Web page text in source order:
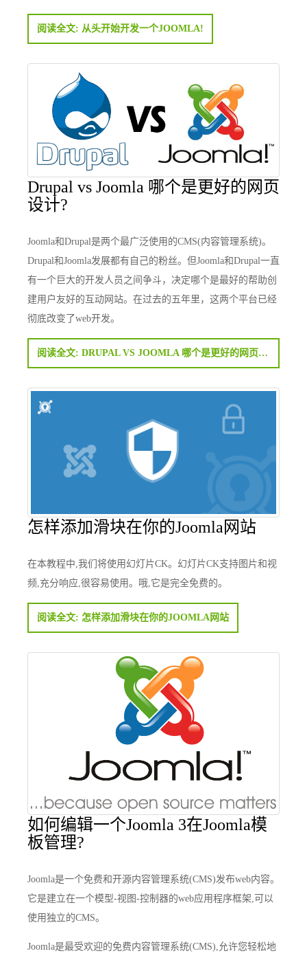
阅读全文: 从头开始开发一个JOOMLA!
Drupal vs Joomla 哪个是更好的网页
设计?
Joomla和Drupal是两个最广泛使用的CMS(内容管理系统)。
Drupal和Joomla发展都有自己的粉丝。但Joomla和Drupal一直
有一个巨大的开发人员之间争斗，决定哪个是最好的帮助创
建用户友好的互动网站。在过去的五年里，这两个平台已经
彻底改变了web开发。
阅读全文: DRUPAL VS JOOMLA 哪个是更好的网页设计?
怎样添加滑块在你的Joomla网站
在本教程中,我们将使用幻灯片CK。幻灯片CK支持图片和视
频,充分响应,很容易使用。哦,它是完全免费的。
阅读全文: 怎样添加滑块在你的JOOMLA网站
如何编辑一个Joomla 3在Joomla模
板管理?
Joomla是一个免费和开源内容管理系统(CMS)发布web内容。
它是建立在一个模型-视图-控制器的web应用程序框架,可以
使用独立的CMS。
Joomla是最受欢迎的免费内容管理系统(CMS),允许您轻松地